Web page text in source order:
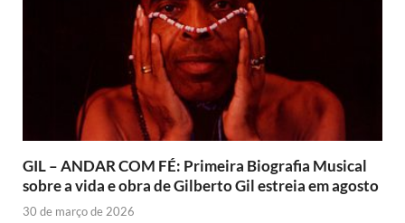
GIL – ANDAR COM FÉ: Primeira Biografia Musical
sobre a vida e obra de Gilberto Gil estreia em agosto
30 de março de 2026